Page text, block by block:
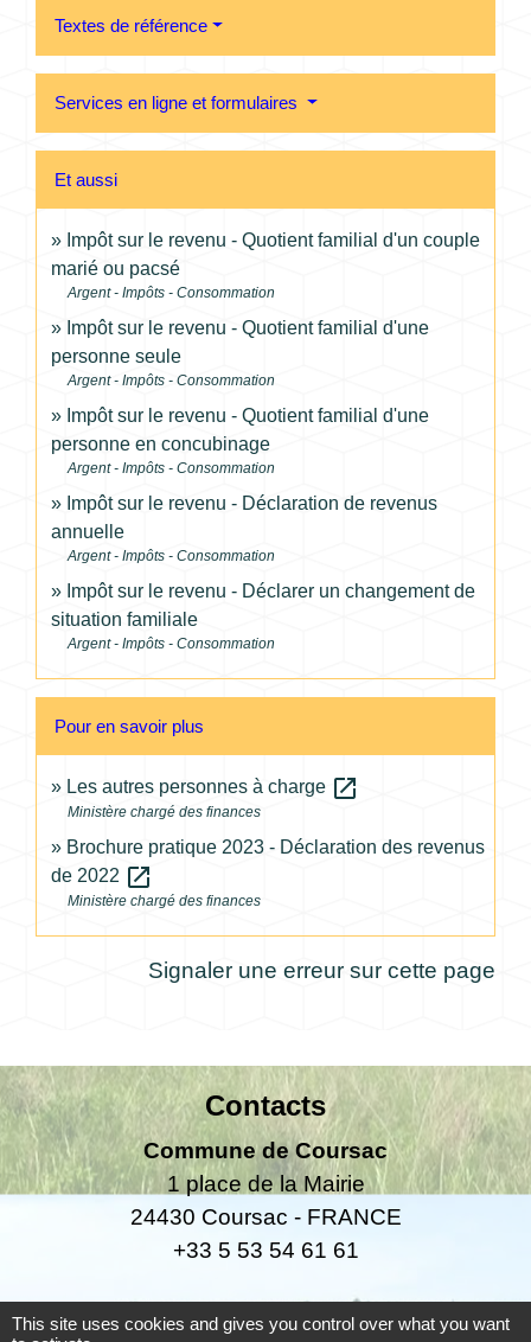
Textes de référence
Services en ligne et formulaires
Et aussi
Impôt sur le revenu - Quotient familial d'un couple
marié ou pacsé
Argent - Impôts - Consommation
Impôt sur le revenu - Quotient familial d'une
personne seule
Argent - Impôts - Consommation
Impôt sur le revenu - Quotient familial d'une
personne en concubinage
Argent - Impôts - Consommation
Impôt sur le revenu - Déclaration de revenus
annuelle
Argent - Impôts - Consommation
Impôt sur le revenu - Déclarer un changement de
situation familiale
Argent - Impôts - Consommation
Pour en savoir plus
Les autres personnes à charge open_in_new
Ministère chargé des finances
Brochure pratique 2023 - Déclaration des revenus
de 2022 open_in_new
Ministère chargé des finances
Signaler une erreur sur cette page
Contacts
Commune de Coursac
1 place de la Mairie
24430 Coursac - FRANCE
+33 5 53 54 61 61
Téléphone pour les urgences uniquement en
This site uses cookies and gives you control over what you want